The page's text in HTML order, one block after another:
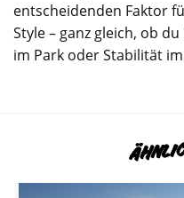
entscheidenden Faktor
Style – ganz gleich, ob
im Park oder Stabilität